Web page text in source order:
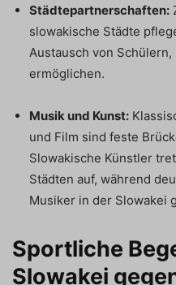
Städtepartnerschaften:
slowakische Städte
Austausch von
ermöglichen.
Musik und Kunst:
und Film sind feste
Slowakische Künstler
Städten auf, während
Musiker in der Slowakei
Sportliche
Slowakei